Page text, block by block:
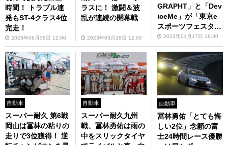
時間！ トラブル連
発もST-4クラス4位
完走！
2023年06月08日 12:00
ラスに！ 激闘＆波
乱が連続の開幕戦
2023年03月28日 12:00
GRAPHT」と「Dev
iceMe」が「東京e
スポーツフェスタ20
23」に出展
2023年01月17日 18:30
自動車
スーパー耐久 第6戦
岡山は冨林の粘りの
走りで3位獲得！ 逆
自動車
スーパー耐久九州
戦、冨林勇佑は雨の
中をスリックタイヤ
自動車
冨林勇佑「とても悔
しい2位」念願の富
士24時間レース優勝